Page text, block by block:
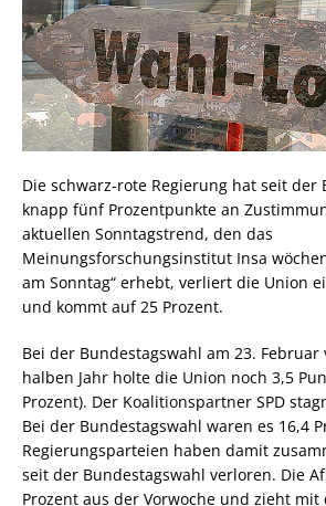
Die schwarz-rote Regierung hat seit der
knapp fünf Prozentpunkte an
aktuellen Sonntagstrend, den das
Meinungsforschungsinstitut Insa
am Sonntag“ erhebt, verliert die Union
und kommt auf 25 Prozent.
Bei der Bundestagswahl am 23. Februar
halben Jahr holte die Union noch 3,5
Prozent). Der Koalitionspartner SPD
Bei der Bundestagswahl waren es 16,4
Regierungsparteien haben damit
seit der Bundestagswahl verloren. Die
Prozent aus der Vorwoche und zieht mit